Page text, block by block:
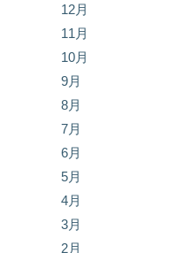
12月
11月
10月
9月
8月
7月
6月
5月
4月
3月
2月